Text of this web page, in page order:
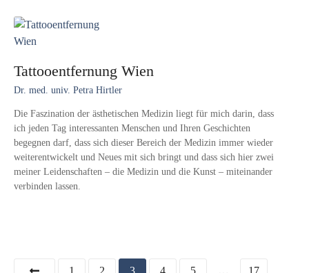
Tattooentfernung Wien
Dr. med. univ. Petra Hirtler
Die Faszination der ästhetischen Medizin liegt für mich darin, dass
ich jeden Tag interessanten Menschen und Ihren Geschichten
begegnen darf, dass sich dieser Bereich der Medizin immer wieder
weiterentwickelt und Neues mit sich bringt und dass sich hier zwei
meiner Leidenschaften – die Medizin und die Kunst – miteinander
verbinden lassen.
1 2 3 4 5 … 17